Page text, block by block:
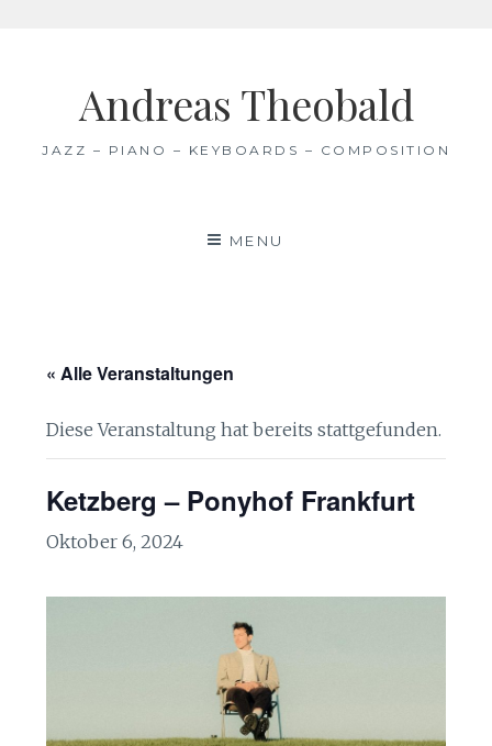
Andreas Theobald
JAZZ – PIANO – KEYBOARDS – COMPOSITION
MENU
« Alle Veranstaltungen
Diese Veranstaltung hat bereits stattgefunden.
Ketzberg – Ponyhof Frankfurt
Oktober 6, 2024